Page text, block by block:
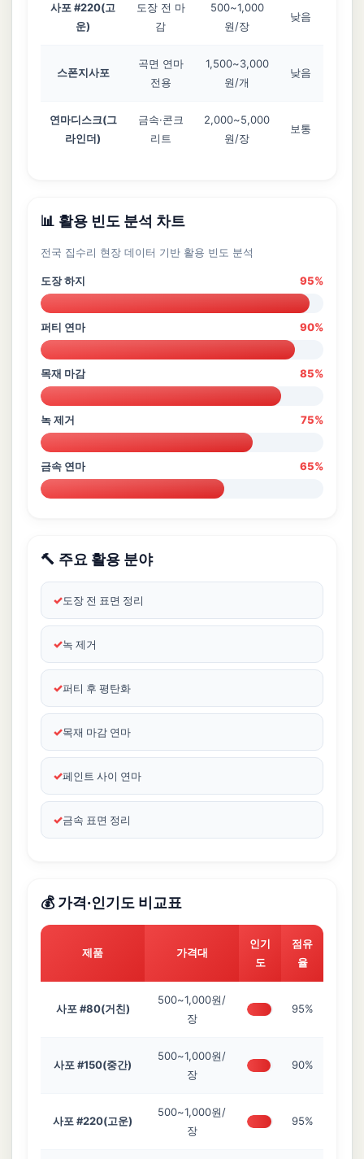
사포 #220(고
운)
도장 전 마
감
500~1,000
원/장
낮음
스폰지사포
곡면 연마
전용
1,500~3,000
원/개
낮음
연마디스크(그
라인더)
금속·콘크
리트
2,000~5,000
원/장
보통
📊 활용 빈도 분석 차트
전국 집수리 현장 데이터 기반 활용 빈도 분석
도장 하지 95%
퍼티 연마 90%
목재 마감 85%
녹 제거 75%
금속 연마 65%
🔨 주요 활용 분야
도장 전 표면 정리
녹 제거
퍼티 후 평탄화
목재 마감 연마
페인트 사이 연마
금속 표면 정리
💰 가격·인기도 비교표
제품 가격대
인기
도
점유
율
사포 #80(거친)
500~1,000원/
장
95%
사포 #150(중간)
500~1,000원/
장
90%
사포 #220(고운)
500~1,000원/
장
95%